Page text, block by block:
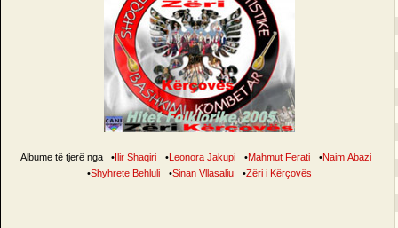
Albume të tjerë nga •Ilir Shaqiri •Leonora Jakupi •Mahmut Ferati •Naim Abazi
•Shyhrete Behluli •Sinan Vllasaliu •Zëri i Kërçovës